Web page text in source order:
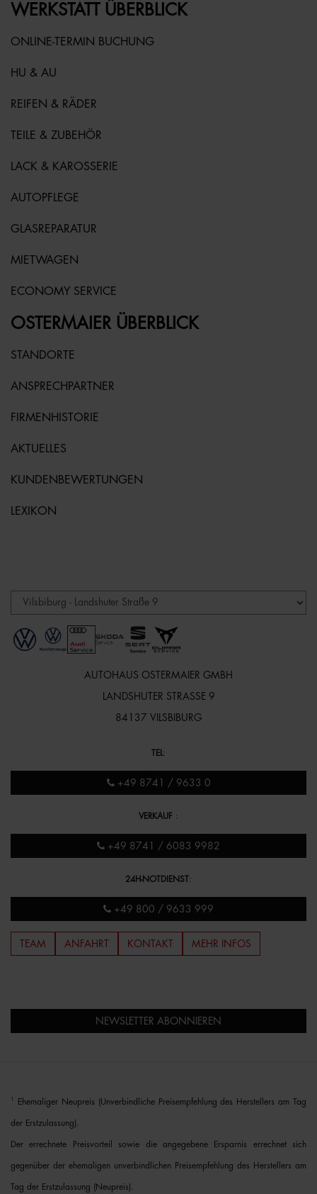
WERKSTATT ÜBERBLICK
ONLINE-TERMIN BUCHUNG
HU & AU
REIFEN & RÄDER
TEILE & ZUBEHÖR
LACK & KAROSSERIE
AUTOPFLEGE
GLASREPARATUR
MIETWAGEN
ECONOMY SERVICE
OSTERMAIER ÜBERBLICK
STANDORTE
ANSPRECHPARTNER
FIRMENHISTORIE
AKTUELLES
KUNDENBEWERTUNGEN
LEXIKON
AUTOHAUS OSTERMAIER GMBH
LANDSHUTER STRASSE 9
84137 VILSBIBURG
TEL :
+49 8741 / 9633 0
VERKAUF :
+49 8741 / 6083 9982
24H-NOTDIENST:
+49 800 / 9633 999
TEAM ANFAHRT KONTAKT MEHR INFOS
NEWSLETTER ABONNIEREN
Ehemaliger Neupreis (Unverbindliche Preisempfehlung des Herstellers am Tag
der Erstzulassung).
Der errechnete Preisvorteil sowie die angegebene Ersparnis errechnet sich
gegenüber der ehemaligen unverbindlichen Preisempfehlung des Herstellers am
Tag der Erstzulassung (Neupreis).